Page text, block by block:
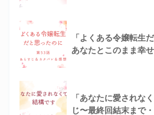
「よくある令嬢転生
あなたとこのまま幸
「あなたに愛されな
じ〜最終回結末まで